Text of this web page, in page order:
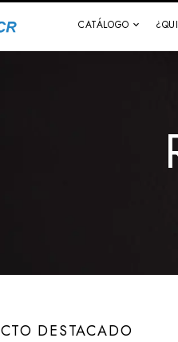
CATÁLOGO
DESTACADO